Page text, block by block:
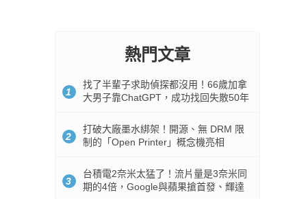
熱門文章
1
找了半輩子求助偵探都沒用！66歲加拿
大男子靠ChatGPT，成功找回失散50年
2
打破大廠墨水綁架！開源、無 DRM 限
制的「Open Printer」概念機亮相
3
台積電2奈米太猛了！流片量是3奈米同
期的4倍，Google與蘋果搶首發、輝達